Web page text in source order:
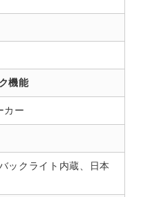
機能
カー
ックライト内蔵、日本